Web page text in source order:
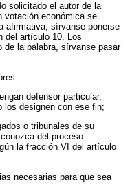
solicitado el autor de la
votación económica se
afirmativa, sírvanse ponerse
del artículo 10. Los
de la palabra, sírvanse pasar
defensor particular,
los designen con ese fin;
o tribunales de su
del proceso
la fracción VI del artículo
necesarias para que sea